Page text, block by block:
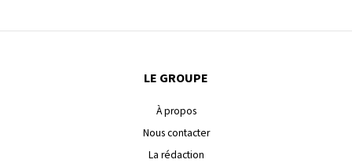
LE GROUPE
À propos
Nous contacter
La rédaction